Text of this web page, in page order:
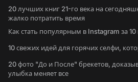
20 лучших книг 21-го века на
жалко потратить время
Как стать популярным в Instagram за
10 свежих идей для горячих селфи,
20 фото "До и После" брекетов,
улыбка меняет все